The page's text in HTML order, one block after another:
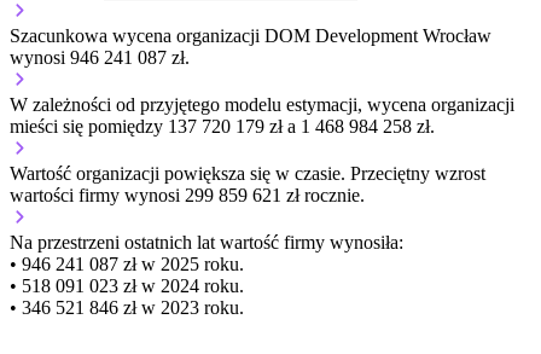
Szacunkowa wycena organizacji DOM Development Wrocław
wynosi 946 241 087 zł.
W zależności od przyjętego modelu estymacji, wycena organizacji
mieści się pomiędzy 137 720 179 zł a 1 468 984 258 zł.
Wartość organizacji powiększa się w czasie. Przeciętny wzrost
wartości firmy wynosi 299 859 621 zł rocznie.
Na przestrzeni ostatnich lat wartość firmy wynosiła:
• 946 241 087 zł w 2025 roku.
• 518 091 023 zł w 2024 roku.
• 346 521 846 zł w 2023 roku.